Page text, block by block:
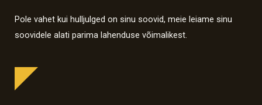
Pole vahet kui hulljulged on sinu soovid, meie leiame sinu
soovidele alati parima lahenduse võimalikest.